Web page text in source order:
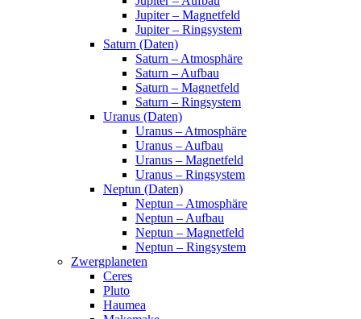
Jupiter – Magnetfeld
Jupiter – Ringsystem
Saturn (Daten)
Saturn – Atmosphäre
Saturn – Aufbau
Saturn – Magnetfeld
Saturn – Ringsystem
Uranus (Daten)
Uranus – Atmosphäre
Uranus – Aufbau
Uranus – Magnetfeld
Uranus – Ringsystem
Neptun (Daten)
Neptun – Atmosphäre
Neptun – Aufbau
Neptun – Magnetfeld
Neptun – Ringsystem
Zwergplaneten
Ceres
Pluto
Haumea